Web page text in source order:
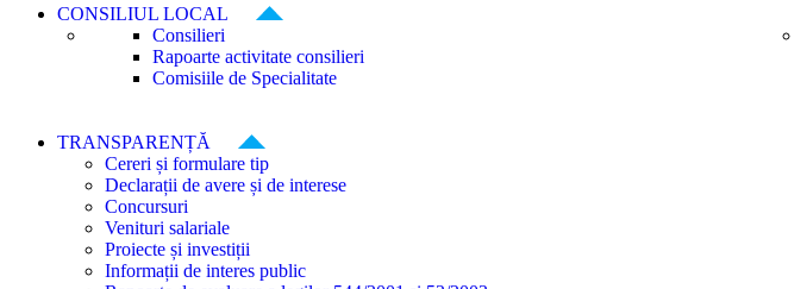
CONSILIUL LOCAL
Consilieri
Rapoarte activitate consilieri
Comisiile de Specialitate
TRANSPARENȚĂ
Cereri și formulare tip
Declarații de avere și de interese
Concursuri
Venituri salariale
Proiecte și investiții
Informații de interes public